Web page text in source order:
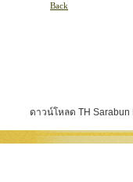
Back
ดาวน์โหลด TH Sarabun